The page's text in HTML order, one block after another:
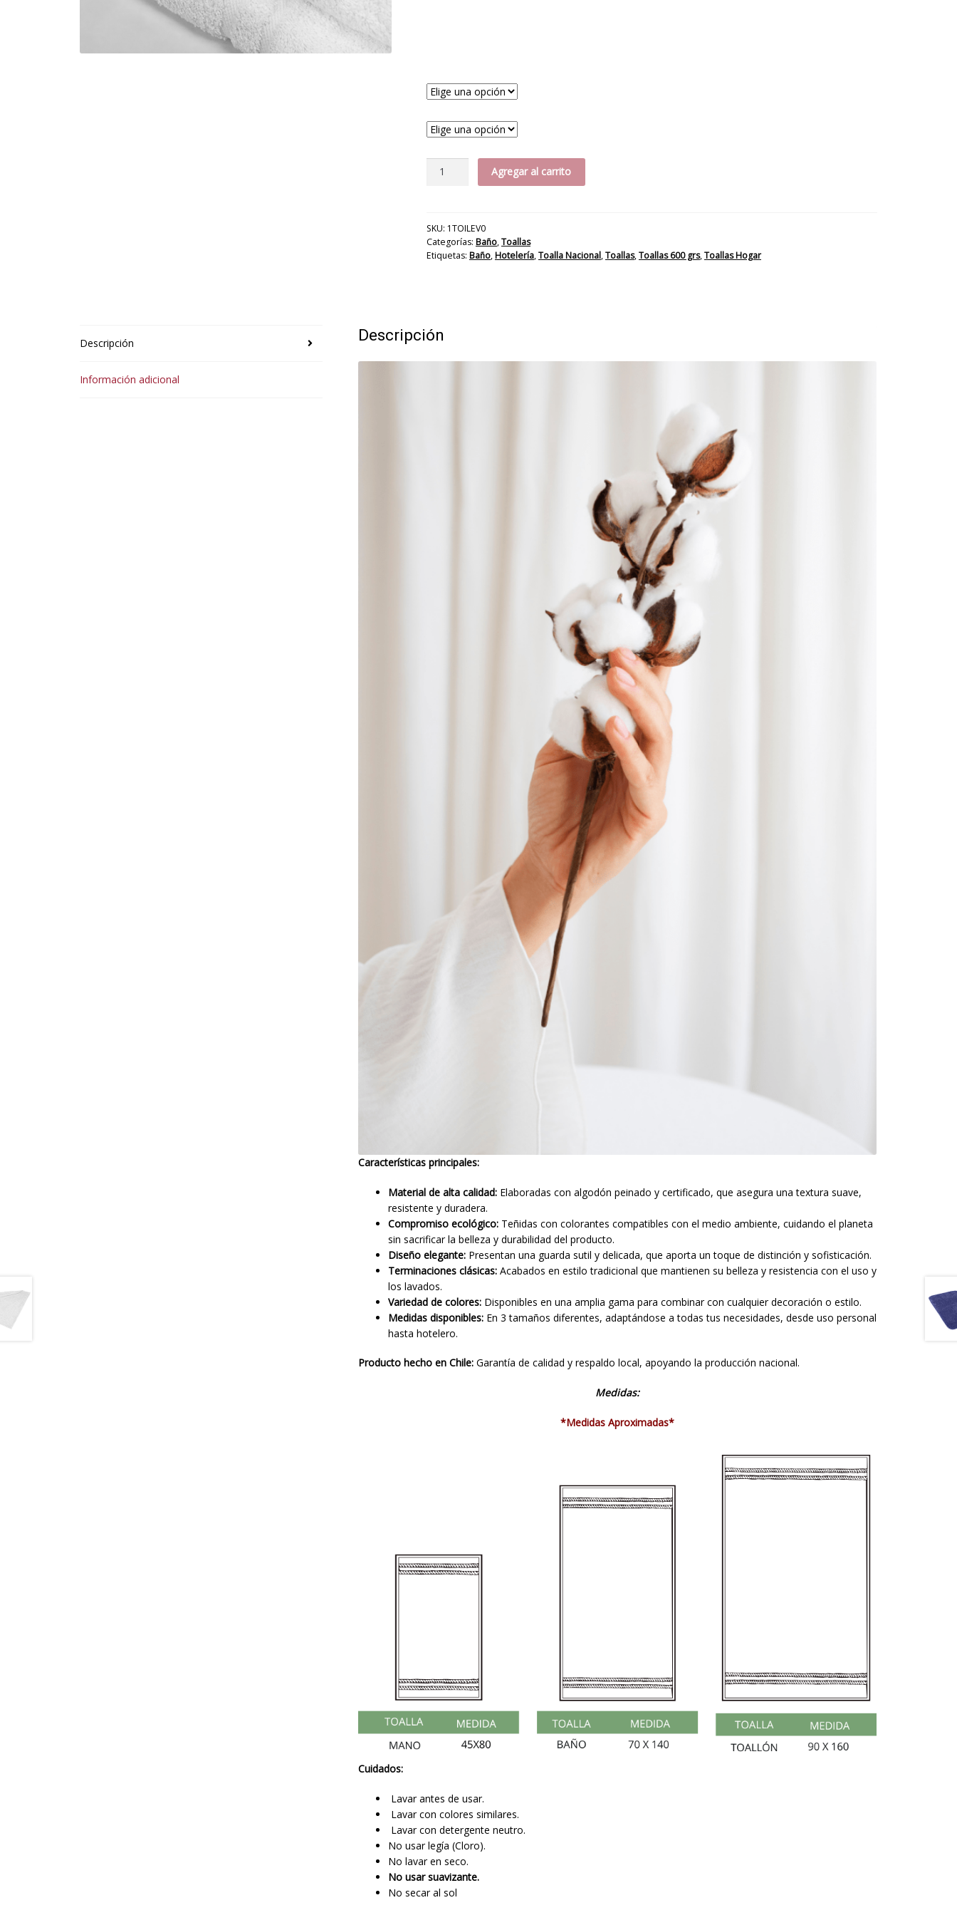
Agregar al carrito
SKU: 1TOILEV0
Categorías: Baño,Toallas
Etiquetas: Baño,Hotelería,Toalla Nacional,Toallas,Toallas 600 grs,Toallas Hogar
Descripción
Información adicional
Descripción
Características principales:
Material de alta calidad:Elaboradas con algodón peinado y certificado, que asegura una textura suave,
resistente y duradera.
Compromiso ecológico:Teñidas con colorantes compatibles con el medio ambiente, cuidando el planeta
sin sacrificar la belleza y durabilidad del producto.
Diseño elegante:Presentan una guarda sutil y delicada, que aporta un toque de distinción y sofisticación.
Terminaciones clásicas:Acabados en estilo tradicional que mantienen su belleza y resistencia con el uso y
los lavados.
Variedad de colores:Disponibles en una amplia gama para combinar con cualquier decoración o estilo.
Medidas disponibles:En 3 tamaños diferentes, adaptándose a todas tus necesidades, desde uso personal
hasta hotelero.
Producto hecho en Chile:Garantía de calidad y respaldo local, apoyando la producción nacional.
Medidas:
*Medidas Aproximadas*
Cuidados:
Lavar antes de usar.
Lavar con colores similares.
Lavar con detergente neutro.
No usar legía (Cloro).
No lavar en seco.
No usar suavizante.
No secar al sol